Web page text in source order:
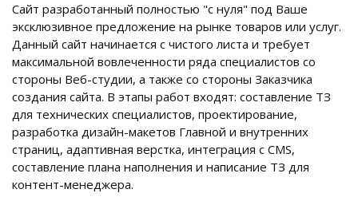
Сайт разработанный полностью "с нуля" под Ваше
эксклюзивное предложение на рынке товаров или услуг.
Данный сайт начинается с чистого листа и требует
максимальной вовлеченности ряда специалистов со
стороны Веб-студии, а также со стороны Заказчика
создания сайта. В этапы работ входят: составление ТЗ
для технических специалистов, проектирование,
разработка дизайн-макетов Главной и внутренних
страниц, адаптивная верстка, интеграция с CMS,
составление плана наполнения и написание ТЗ для
контент-менеджера.